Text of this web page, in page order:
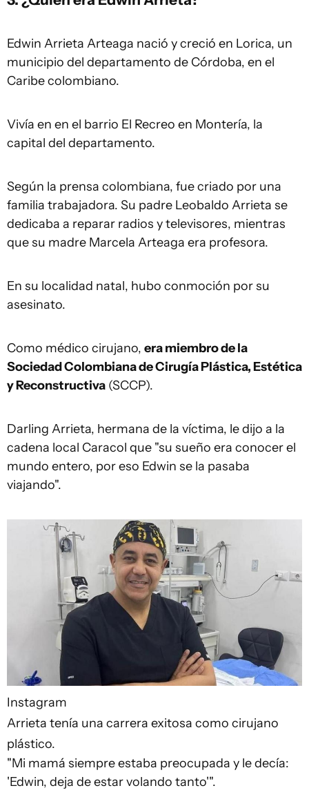
Edwin Arrieta Arteaga nació y creció en Lorica, un
municipio del departamento de Córdoba, en el
Caribe colombiano.
Vivía en en el barrio El Recreo en Montería, la
capital del departamento.
Según la prensa colombiana, fue criado por una
familia trabajadora. Su padre Leobaldo Arrieta se
dedicaba a reparar radios y televisores, mientras
que su madre Marcela Arteaga era profesora.
En su localidad natal, hubo conmoción por su
asesinato.
Como médico cirujano, era miembro de la
Sociedad Colombiana de Cirugía Plástica, Estética
y Reconstructiva (SCCP).
Darling Arrieta, hermana de la víctima, le dijo a la
cadena local Caracol que "su sueño era conocer el
mundo entero, por eso Edwin se la pasaba
viajando".
Instagram
Arrieta tenía una carrera exitosa como cirujano
plástico.
"Mi mamá siempre estaba preocupada y le decía:
'Edwin, deja de estar volando tanto'".